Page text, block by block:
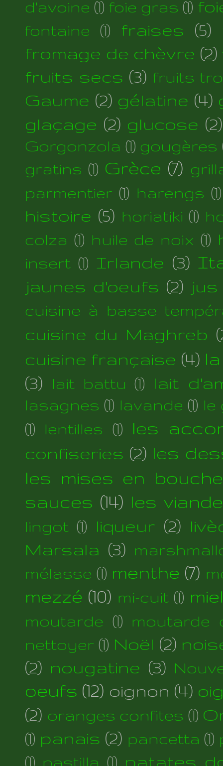
d'avoine (1) foie gras (1)
fontaine (1) fraises (5)
fromage de chèvre (2)
fruits secs (3) fruits
Gaume (2) gélatine (4)
glaçage (2) glucose (2)
Gorgonzola (1) gougères
gratins (1) Grèce (7)
parmentier (1) harengs (1)
histoire (5) horiatiki (1)
colza (1) huile de noix (1)
insert (1) Irlande (3)
jaunes d'oeufs (2)
cuisine à basse
cuisine du Maghreb
cuisine française (4)
(3)
lait battu (1) lait
lasagnes (1) lavande (1) le
(1)
lentilles (1) les
confiseries (2) les
les mises en bouche
sauces (14) les
lingot (1) liqueur (2)
Marsala (3)
mélasse (1) menthe (7)
mezzé (10) mi-cuit (1) miel
moutarde (1) moutarde
nettoyer (1) Noël (2)
(2) nougatine (3)
oeufs (12) oignon (4)
(2) oranges confites (1)
(1) panais (2) pancetta (1)
(1) pastilla (1) patates